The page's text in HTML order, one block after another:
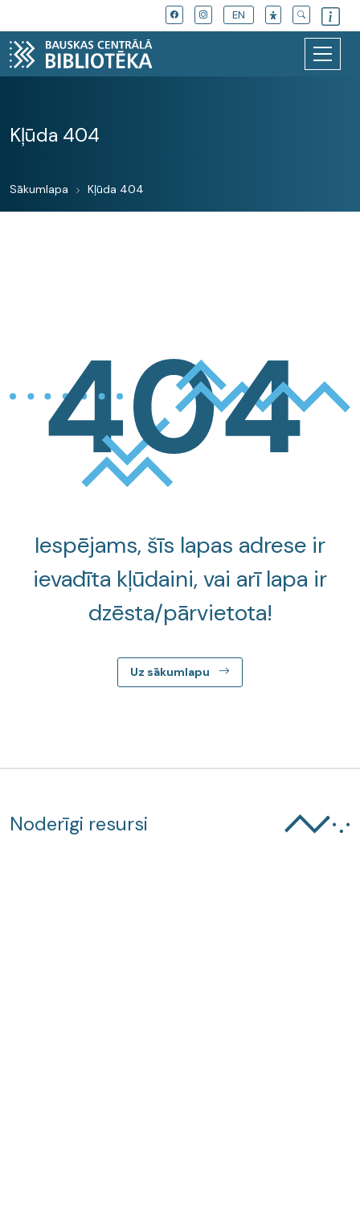
EN
Kļūda 404
Sākumlapa Kļūda 404
Iespējams, šīs lapas adrese ir
ievadīta kļūdaini, vai arī lapa ir
dzēsta/pārvietota!
Uz sākumlapu
Noderīgi resursi